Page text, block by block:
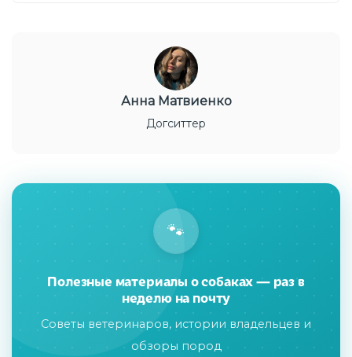
Анна Матвиенко
Догситтер
🐾
Полезные материалы о собаках — раз в
неделю на почту
Советы ветеринаров, истории владельцев и
обзоры пород